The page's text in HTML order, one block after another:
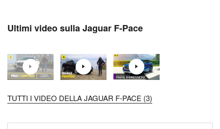
Ultimi video sulla Jaguar F-Pace
TUTTI I VIDEO DELLA JAGUAR F-PACE (3)